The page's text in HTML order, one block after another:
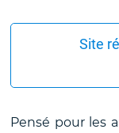
Site
Pensé pour les